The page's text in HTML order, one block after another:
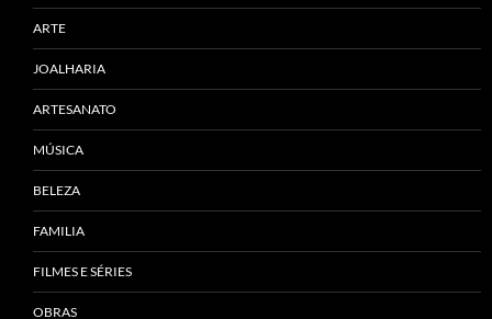
ARTE
JOALHARIA
ARTESANATO
MÚSICA
BELEZA
FAMILIA
FILMES E SÉRIES
OBRAS